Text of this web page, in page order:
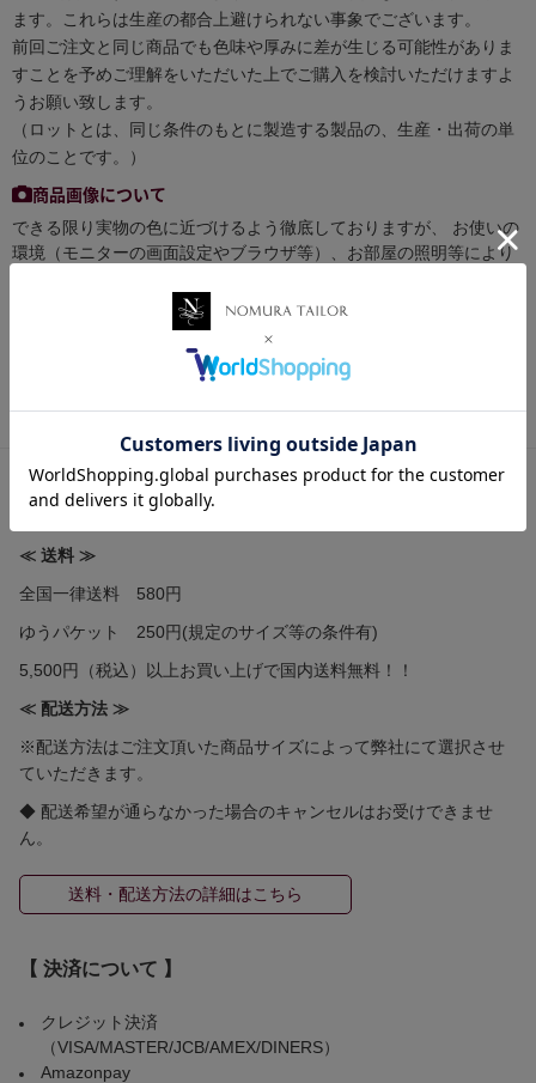
ます。これらは生産の都合上避けられない事象でございます。
前回ご注文と同じ商品でも色味や厚みに差が生じる可能性がありま
すことを予めご理解をいただいた上でご購入を検討いただけますよ
うお願い致します。
（ロットとは、同じ条件のもとに製造する製品の、生産・出荷の単
位のことです。）
商品画像について
できる限り実物の色に近づけるよう徹底しておりますが、 お使いの
環境（モニターの画面設定やブラウザ等）、お部屋の照明等により
税抜き50円以下の商品はポイント付与対象外となります。
【 送料・配送方法について 】
≪ 送料 ≫
全国一律送料 580円
ゆうパケット 250円(規定のサイズ等の条件有)
5,500円（税込）以上お買い上げで国内送料無料！！
≪ 配送方法 ≫
※配送方法はご注文頂いた商品サイズによって弊社にて選択させ
ていただきます。
◆ 配送希望が通らなかった場合のキャンセルはお受けできませ
ん。
送料・配送方法の詳細はこちら
【 決済について 】
クレジット決済
（VISA/MASTER/JCB/AMEX/DINERS）
Amazonpay